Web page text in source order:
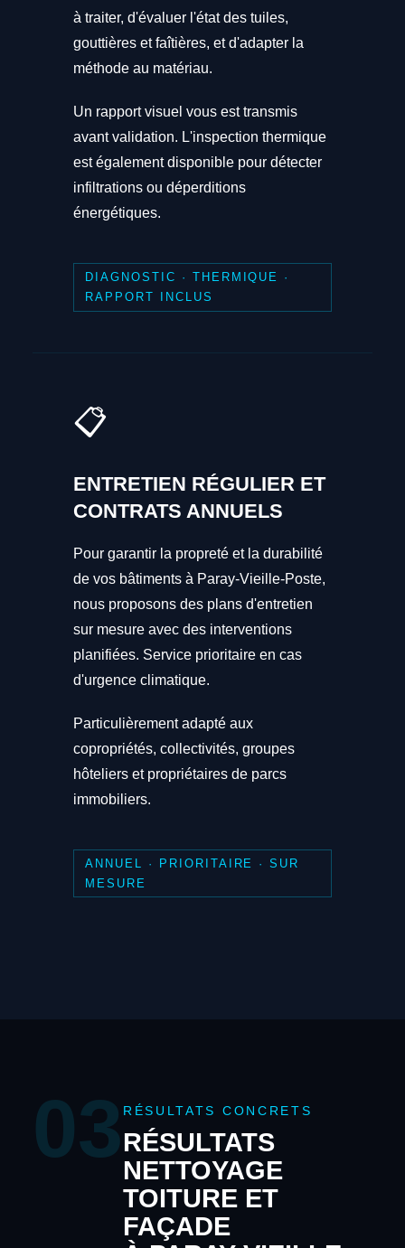
à traiter, d'évaluer l'état des tuiles,
gouttières et faîtières, et d'adapter la
méthode au matériau.
Un rapport visuel vous est transmis
avant validation. L'inspection thermique
est également disponible pour détecter
infiltrations ou déperditions
énergétiques.
DIAGNOSTIC · THERMIQUE ·
RAPPORT INCLUS
📋
ENTRETIEN RÉGULIER ET
CONTRATS ANNUELS
Pour garantir la propreté et la durabilité
de vos bâtiments à Paray-Vieille-Poste,
nous proposons des plans d'entretien
sur mesure avec des interventions
planifiées. Service prioritaire en cas
d'urgence climatique.
Particulièrement adapté aux
copropriétés, collectivités, groupes
hôteliers et propriétaires de parcs
immobiliers.
ANNUEL · PRIORITAIRE · SUR
MESURE
03 RÉSULTATS CONCRETS
RÉSULTATS
NETTOYAGE
TOITURE ET
FAÇADE